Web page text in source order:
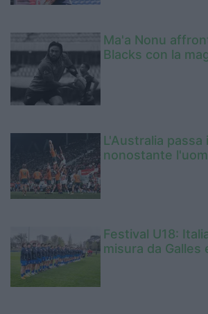
Ma'a Nonu
Blacks con la
L'Australia passa
nonostante
Festival U18:
misura da Galles